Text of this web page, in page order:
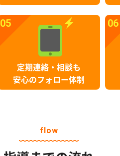
05
定期連絡・相談も
安心のフォロー体制
06
flow